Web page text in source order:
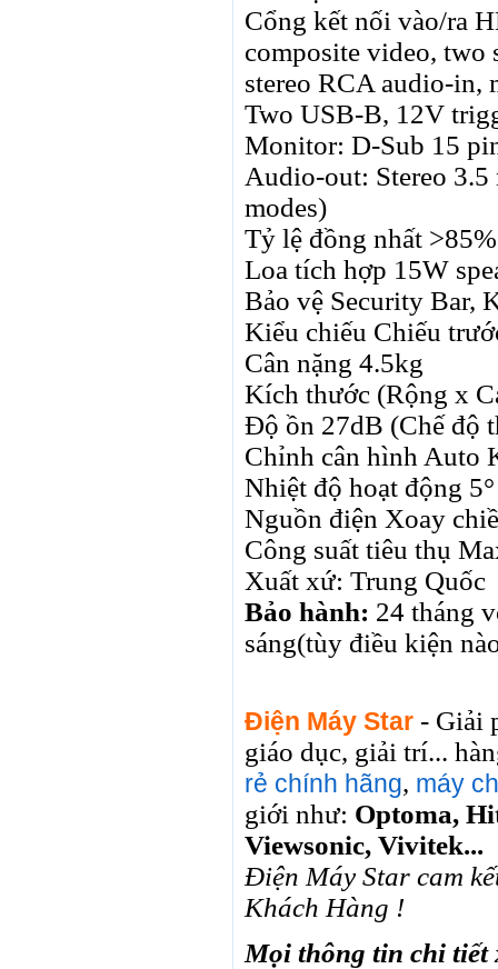
Cổng kết nối vào/ra
composite video, two
stereo RCA audio-in,
Two USB-B, 12V
Monitor: D-Sub 15
Audio-out: Stereo
modes)
Tỷ lệ đồng nhất >85%
Loa tích hợp 15W
Bảo vệ Security Bar,
Kiểu chiếu Chiếu
Cân nặng 4.5kg
Kích thước (Rộng x
Độ ồn 27dB (Chế độ
Chỉnh cân hình Auto
Nhiệt độ hoạt động
Nguồn điện Xoay
Công suất tiêu thụ
Xuất xứ: Trung Quốc
Bảo hành: 24 tháng
sáng(tùy điều kiện
Điện Máy Star - Giải
giáo dục, giải trí...
rẻ chính hãng, máy
giới như: Optoma,
Viewsonic, Vivitek...
Điện Máy Star cam
Khách Hàng !
Mọi thông tin chi tiết